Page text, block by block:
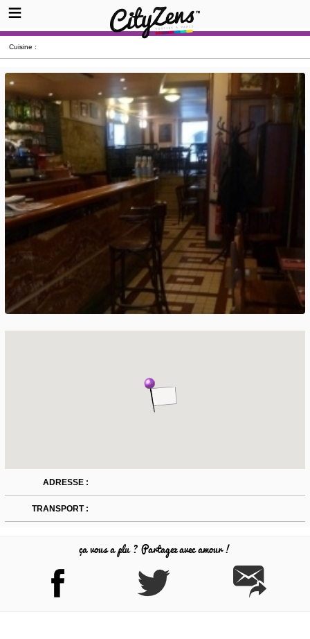
Cuisine :
ADRESSE :
TRANSPORT :
ça vous a plu ? Partagez avec amour !